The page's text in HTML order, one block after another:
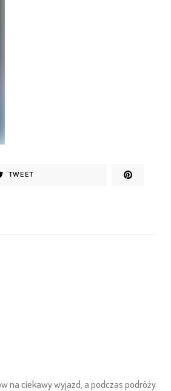
TWEET
na ciekawy wyjazd, a podczas podróży